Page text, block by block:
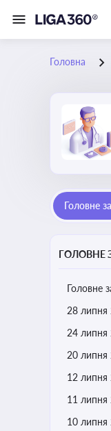
Головна
Головне
ГОЛОВНЕ
Головне
28 липня
24 липня
20 липня
12 липня
11 липня
10 липня